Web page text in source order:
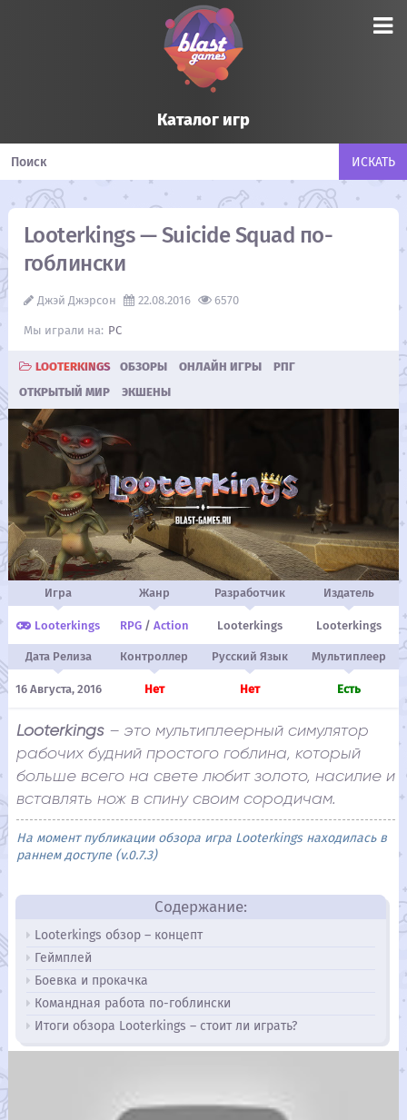
Каталог игр
Looterkings — Suicide Squad по-
гоблински
Джэй Джэрсон 22.08.2016 6570
PC
LOOTERKINGS ОБЗОРЫ ОНЛАЙН ИГРЫ
РПГ
ОТКРЫТЫЙ МИР
ЭКШЕНЫ
Игра Жанр Разработчик Издатель
Looterkings RPG/ Action Looterkings Looterkings
Дата Релиза Контроллер Русский Язык Мультиплеер
16 Августа, 2016 Нет Нет Есть
Looterkings– это мультиплеерный симулятор
рабочих будний простого гоблина, который
больше всего на свете любит золото, насилие и
вставлять нож в спину своим сородичам.
На момент публикации обзора игра Looterkings находилась в
раннем доступе (v.0.7.3)
Содержание:
Looterkings обзор – концепт
Геймплей
Боевка и прокачка
Командная работа по-гоблински
Итоги обзора Looterkings – стоит ли играть?